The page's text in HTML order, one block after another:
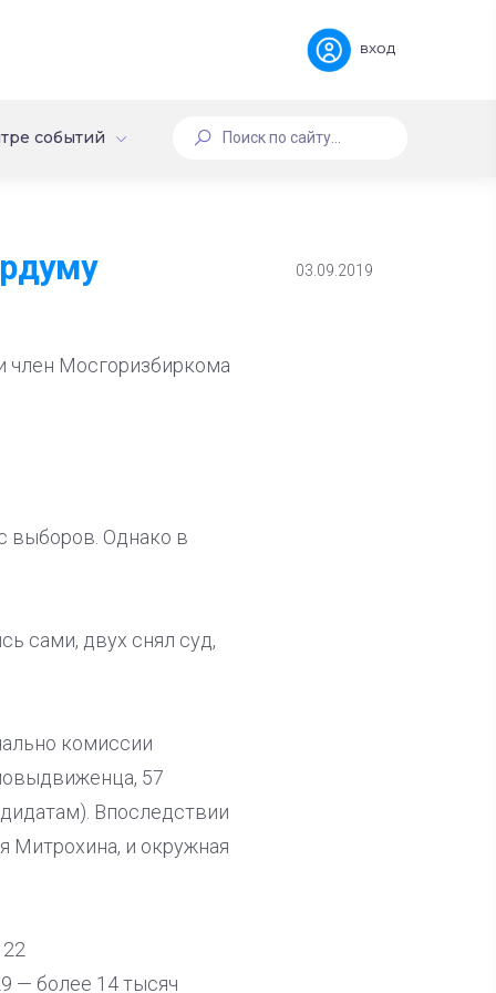
вход
событий
03.09.2019
член Мосгоризбиркома
выборов. Однако в
сами, двух снял суд,
комиссии
57
Впоследствии
Митрохина, и окружная
— более 14 тысяч